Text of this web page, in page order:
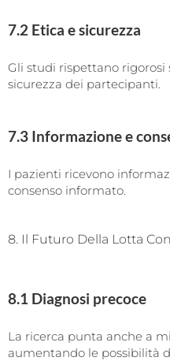
7.2 Etica e sicurezza
Gli studi rispettano
sicurezza dei partecipanti.
7.3 Informazione e
I pazienti ricevono
consenso informato.
8. Il Futuro Della Lotta
8.1 Diagnosi precoce
La ricerca punta anche a
aumentando le possibilità